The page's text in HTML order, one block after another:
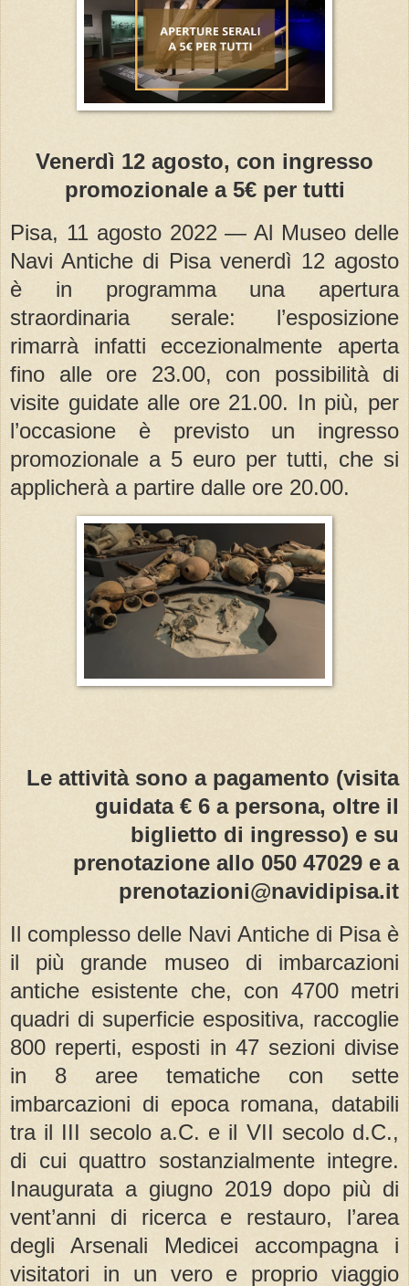
Venerdì 12 agosto, con ingresso
promozionale a 5€ per tutti
Pisa, 11 agosto 2022 — Al Museo delle
Navi Antiche di Pisa venerdì 12 agosto
è in programma una apertura
straordinariaserale: l’esposizione
rimarrà infatti eccezionalmente aperta
fino alle ore 23.00, con possibilità di
visite guidate alle ore 21.00. In più, per
l’occasione è previsto un ingresso
promozionale a 5 euro per tutti, che si
applicherà a partire dalle ore 20.00.
Le attività sono a pagamento (visita
guidata € 6 a persona, oltre il
biglietto di ingresso) e su
prenotazione allo 050 47029 e a
prenotazioni@navidipisa.it
Il complesso delle Navi Antiche di Pisa è
il più grande museo di imbarcazioni
antiche esistente che, con 4700 metri
quadri di superficie espositiva, raccoglie
800 reperti, esposti in 47 sezioni divise
in 8 aree tematiche con sette
imbarcazioni di epoca romana, databili
tra il III secolo a.C. e il VII secolo d.C.,
di cui quattro sostanzialmente integre.
Inaugurata a giugno 2019 dopo più di
vent’anni di ricerca e restauro, l’area
degli Arsenali Medicei accompagna i
visitatori in un vero e proprio viaggio